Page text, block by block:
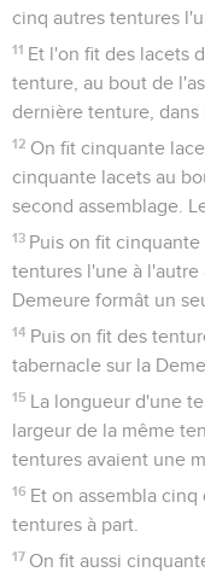
cinq autres tentures
11 Et l'on fit des lacets
tenture, au bout de
dernière tenture, dans
12 On fit cinquante
cinquante lacets au
second assemblage.
13 Puis on fit
tentures l'une à l'autre
Demeure formât un
14 Puis on fit des
tabernacle sur la
15 La longueur d'une
largeur de la même
tentures avaient une
16 Et on assembla
tentures à part.
17 On fit aussi